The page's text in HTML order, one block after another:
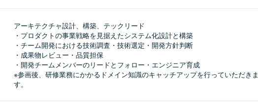
アーキテクチャ設計、構築、テックリード
・プロダクトの事業戦略を見据えたシステム化設計と構築
・チーム開発における技術調査・技術選定・開発方針判断
・成果物レビュー・品質担保
・開発チームメンバーのリードとフォロー・エンジニア育成
※参画後、研修業務にかかるドメイン知識のキャッチアップを行っていただきま
す。